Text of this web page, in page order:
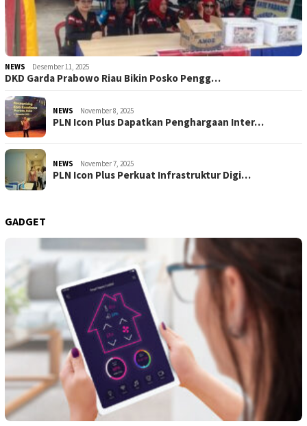
NEWS Desember 11, 2025
DKD Garda Prabowo Riau Bikin Posko Pengg…
NEWS November 8, 2025
PLN Icon Plus Dapatkan Penghargaan Inter…
NEWS November 7, 2025
PLN Icon Plus Perkuat Infrastruktur Digi…
GADGET